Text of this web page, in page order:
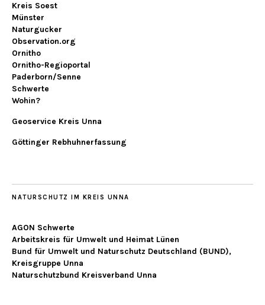
Kreis Soest
Münster
Naturgucker
Observation.org
Ornitho
Ornitho-Regioportal
Paderborn/Senne
Schwerte
Wohin?
Geoservice Kreis Unna
Göttinger Rebhuhnerfassung
NATURSCHUTZ IM KREIS UNNA
AGON Schwerte
Arbeitskreis für Umwelt und Heimat Lünen
Bund für Umwelt und Naturschutz Deutschland (BUND),
Kreisgruppe Unna
Naturschutzbund Kreisverband Unna